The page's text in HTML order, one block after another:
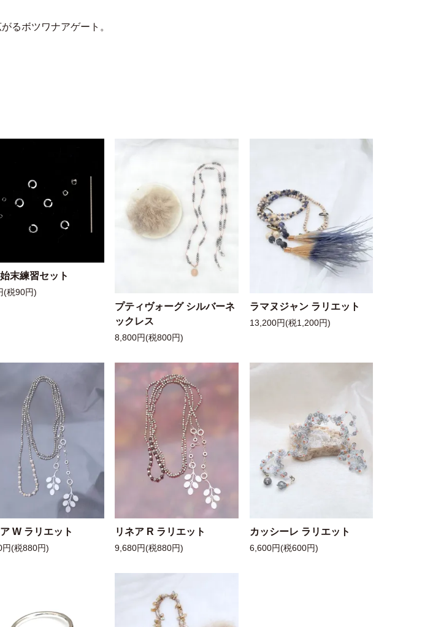
るボツワナアゲート。
末練習セット
(税90円)
プティヴォーグ シルバーネ
ックレス
8,800円(税800円)
ラマヌジャン ラリエット
13,200円(税1,200円)
W ラリエット
円(税880円)
リネア R ラリエット
9,680円(税880円)
カッシーレ ラリエット
6,600円(税600円)